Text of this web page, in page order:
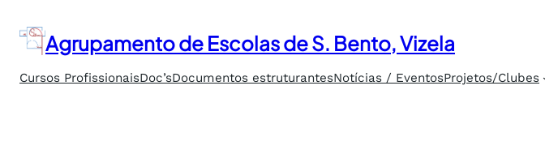
para
conteúdo
Agrupamento de Escolas de S. Bento, Vizela
Cursos ProfissionaisDoc’sDocumentos estruturantesNotícias / EventosProjetos/Clubes